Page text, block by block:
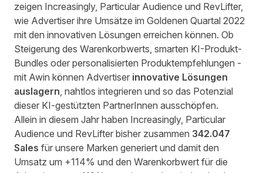
zeigen Increasingly, Particular Audience und RevLifter,
wie Advertiser ihre Umsätze im Goldenen Quartal 2022
mit den innovativen Lösungen erreichen können. Ob
Steigerung des Warenkorbwerts, smarten KI-Produkt-
Bundles oder personalisierten Produktempfehlungen -
mit Awin können Advertiser innovative Lösungen
auslagern, nahtlos integrieren und so das Potenzial
dieser KI-gestützten PartnerInnen ausschöpfen.
Allein in diesem Jahr haben Increasingly, Particular
Audience und RevLifter bisher zusammen 342.047
Sales für unsere Marken generiert und damit den
Umsatz um +114% und den Warenkorbwert für die